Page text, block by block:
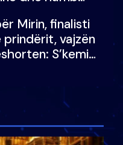
Mirin, finalisti
vajzën
S’kemi